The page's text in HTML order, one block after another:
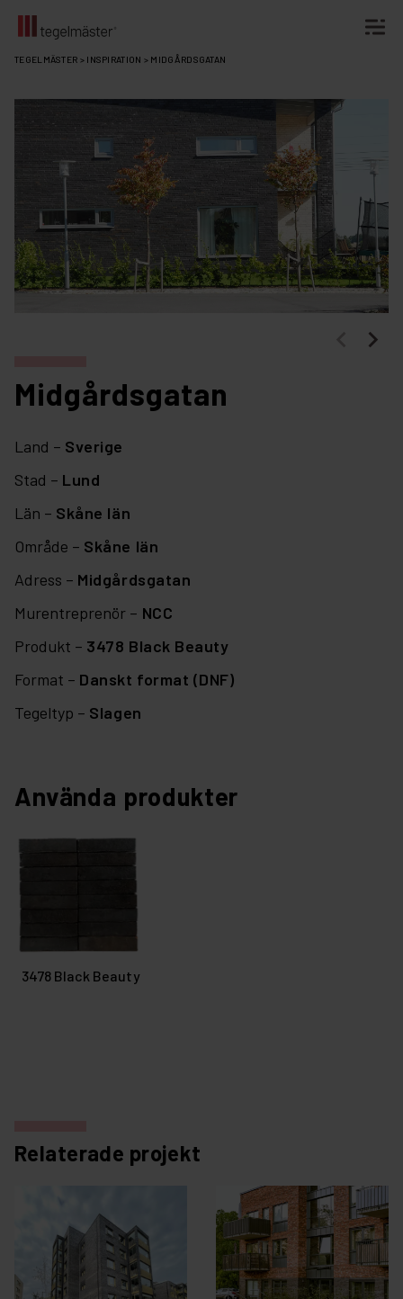
Fortsätt
TEGELMÄSTER > INSPIRATION > MIDGÅRDSGATAN
Midgårdsgatan
Land – Sverige
Stad – Lund
Län – Skåne län
Område – Skåne län
Adress – Midgårdsgatan
Murentreprenör – NCC
Produkt – 3478 Black Beauty
Format – Danskt format (DNF)
Tegeltyp – Slagen
Använda produkter
3478 Black Beauty
Relaterade projekt